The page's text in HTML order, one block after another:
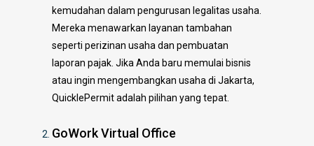
kemudahan dalam pengurusan legalitas usaha.
Mereka menawarkan layanan tambahan
seperti perizinan usaha dan pembuatan
laporan pajak. Jika Anda baru memulai bisnis
atau ingin mengembangkan usaha di Jakarta,
QuicklePermit adalah pilihan yang tepat.
GoWork Virtual Office